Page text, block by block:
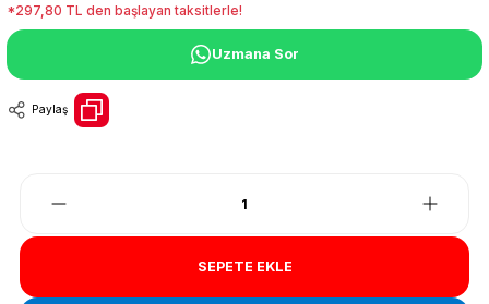
*297,80 TL den başlayan taksitlerle!
Uzmana Sor
Paylaş
SEPETE EKLE